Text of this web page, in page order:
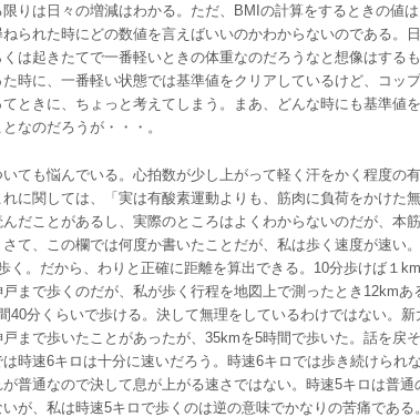
りは日々の増減はわかる。ただ、BMIの計算をするときの値
られた時にどの数値を言えばいいのかわからないのである。
は起きたてで一番軽いときの体重なのだろうなと想像はする
た時に、一番軽い状態では基準値をクリアしているけど、コッ
ときに、ちょっと考えてしまう。まあ、どんな時にも基準値
なのだろうが・・・。
ても悩んでいる。心拍数が少し上がって軽く汗をかく程度の
に関しては、「実は有酸素運動よりも、筋肉に負荷をかけた
だことがあるし、実際のところはよくわからないのだが、本
て、この欄では何度か書いたことだが、私は歩く速度が速い
く。だから、わりと正確に距離を算出できる。10分歩けば１
まで歩くのだが、私が歩く行程を地図上で測ったとき12kmあ
40分くらいで歩ける。決して無理をしているわけではない。新
まで歩いたことがあったが、35kmを5時間で歩いた。話を戻
時速6キロは十分に速いだろう。時速6キロでは歩き続けられ
普通なので決して息が上がる速さではない。時速5キロは普通
が、私は時速5キロで歩くのは逆の意味でかなりの苦痛である